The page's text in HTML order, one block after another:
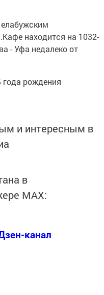
находится на 1032-
- Уфа недалеко от
года рождения
и интересным в
в
MАХ:
канал